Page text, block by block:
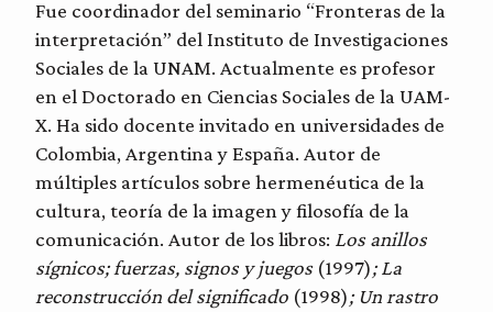
Fue coordinador del seminario “Fronteras de la
interpretación” del Instituto de Investigaciones
Sociales de la UNAM. Actualmente es profesor
en el Doctorado en Ciencias Sociales de la UAM-
X. Ha sido docente invitado en universidades de
Colombia, Argentina y España. Autor de
múltiples artículos sobre hermenéutica de la
cultura, teoría de la imagen y filosofía de la
comunicación. Autor de los libros: Los anillos
sígnicos; fuerzas, signos y juegos (1997); La
reconstrucción del significado (1998); Un rastro